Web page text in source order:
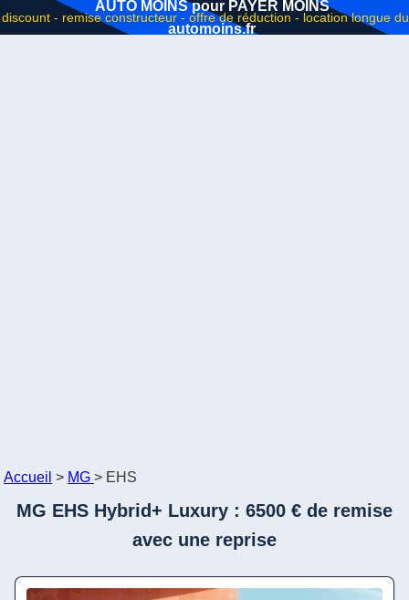
AUTO MOINS pour PAYER MOINS
automoins.fr
Accueil > MG > EHS
MG EHS Hybrid+ Luxury : 6500 € de remise
avec une reprise